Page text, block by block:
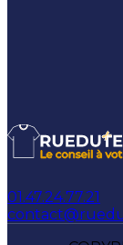
01.47.24.77.21